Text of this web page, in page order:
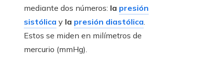
mediante dos números: la presión
sistólica y la presión diastólica.
Estos se miden en milímetros de
mercurio (mmHg).